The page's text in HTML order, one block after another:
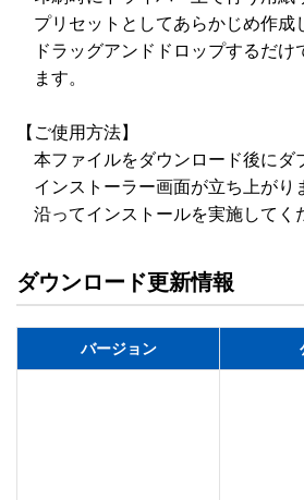
プリセットとしてあらかじめ作成
ドラッグアンドドロップするだけ
ます。
【ご使用方法】
本ファイルをダウンロード後にダ
インストーラー画面が立ち上がり
ダウンロード更新情報
バージョン